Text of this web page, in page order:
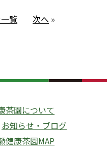
覧 次へ »
茶園について
お知らせ・ブログ
健康茶園MAP